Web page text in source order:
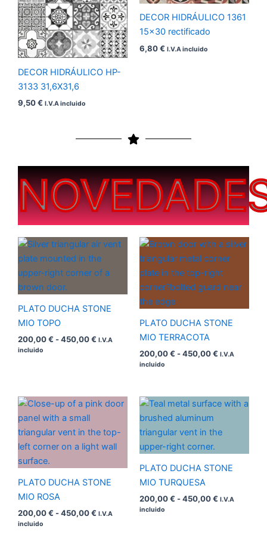
DECOR HIDRÁULICO HP-
3133 31,6X31,6
9,50€ I.V.A incluido
DECOR HIDRÁULICO 1361
15×30 rectificado
6,80€ I.V.A incluido
PLATO DUCHA STONE
MIO TOPO
200,00€ -450,00€
Rango
precios:
desde
I.V.A
incluido
PLATO DUCHA STONE
MIO TERRACOTA
200,00€ -450,00€
Rango
precios:
desde
200,00 €
hasta
I.V.A
incluido
PLATO DUCHA STONE
MIO ROSA
200,00€ -450,00€
Rango
desde
200,00 €
hasta
I.V.A
incluido
PLATO DUCHA STONE
MIO TURQUESA
200,00€ -450,00€
Rango
desde
hasta
I.V.A
incluido